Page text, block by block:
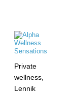
Private
wellness,
Lennik